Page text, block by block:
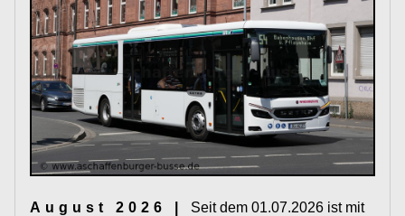
August 2026 | Seit dem 01.07.2026 ist mit